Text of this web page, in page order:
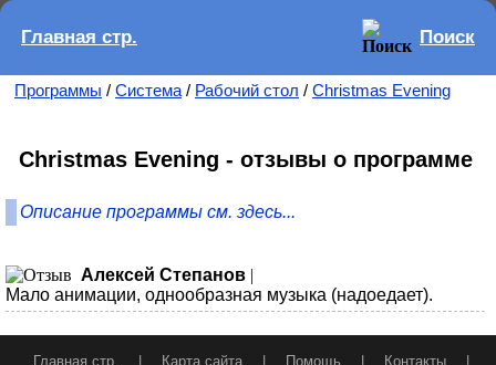
Главная стр. Поиск
Программы / Система / Рабочий стол / Christmas Evening
Christmas Evening - отзывы о программе
Описание программы см. здесь...
Алексей Степанов |
Мало анимации, однообразная музыка (надоедает).
Главная стр. Карта сайта Помощь Контакты